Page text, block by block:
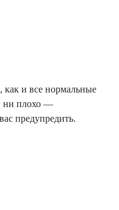
и все нормальные
ни плохо —
предупредить.